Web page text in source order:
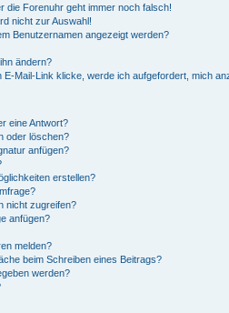
die Forenuhr geht immer noch falsch!
nicht zur Auswahl!
Benutzernamen angezeigt werden?
ändern?
Mail-Link klicke, werde ich aufgefordert, mich
eine Antwort?
oder löschen?
anfügen?
erstellen?
nicht zugreifen?
anfügen?
melden?
beim Schreiben eines Beitrags?
werden?